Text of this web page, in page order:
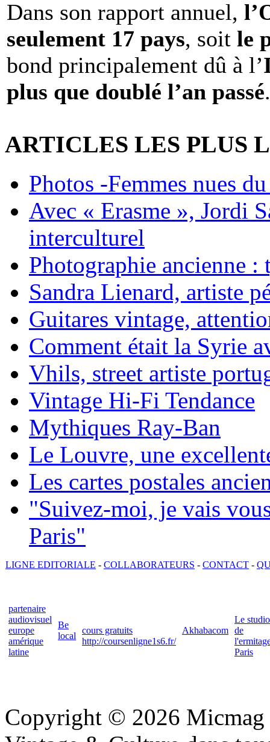
Dans son rapport annuel,
seulement 17 pays, soit le
bond principalement dû à l’
plus que doublé l’an passé.
ARTICLES LES PLUS
Photos -Femmes nues
Avec « Erasme », Jordi
interculturel
Photographie ancienne :
Sandra Lienard, artiste
Guitares vintage,
Comment était la Syrie
Vhils, street artiste
Vintage Hi-Fi Tendance
Mythiques Ray-Ban
Le Louvre, une
Les cartes postales
"Suivez-moi, je vais
Paris"
LIGNE EDITORIALE - COLLABORATEURS - CONTACT -
partenaire
audiovisuel
europe
amérique
latine
Be
local
cours gratuits
http://coursenligne1s6.fr/
Akhabacom
Le studio
de
Paris
Copyright © 2026 Micmag